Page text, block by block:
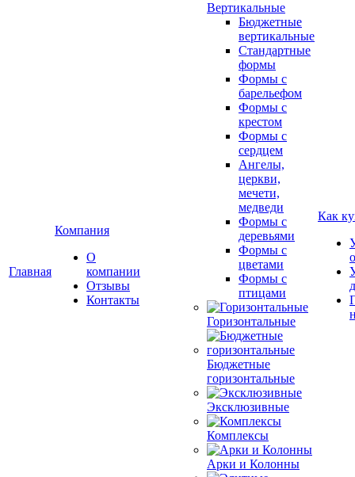
Главная
Компания
О
компании
Отзывы
Контакты
Вертикальные
Бюджетные
вертикальные
Стандартные
формы
Формы с
барельефом
Формы с
крестом
Формы с
сердцем
Ангелы,
церкви,
мечети,
медведи
Формы с
деревьями
Формы с
цветами
Формы с
птицами
Горизонтальные
Бюджетные
горизонтальные
Эксклюзивные
Комплексы
Арки и Колонны
Как